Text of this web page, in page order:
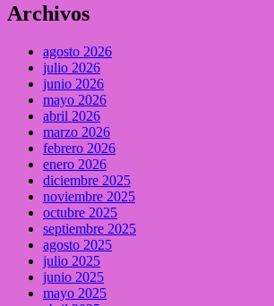
Archivos
agosto 2026
julio 2026
junio 2026
mayo 2026
abril 2026
marzo 2026
febrero 2026
enero 2026
diciembre 2025
noviembre 2025
octubre 2025
septiembre 2025
agosto 2025
julio 2025
junio 2025
mayo 2025